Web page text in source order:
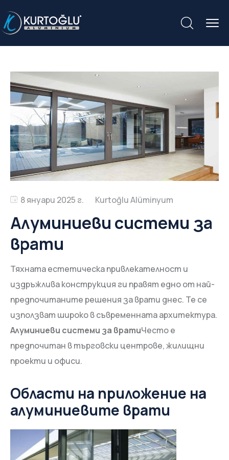
8 януари 2025 г.
Алуминиеви системи за
врати
Тяхната естетическа привлекателност и
издръжлива конструкция ги правят едно от най-
предпочитаните решения за врати днес. Те се
използват широко в съвременната архитектура.
Алуминиеви системи за вратиЧесто е
предпочитан в търговски центрове, жилищни
проекти и офиси.
Области на приложение на
алуминиевите врати